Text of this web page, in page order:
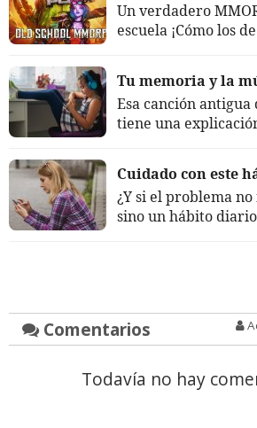
Un verdadero
escuela ¡Cómo los
Tu memoria y la
Esa canción antigua
tiene una
Cuidado con este
¿Y si el problema
sino un hábito
Comentarios
Todavía no hay